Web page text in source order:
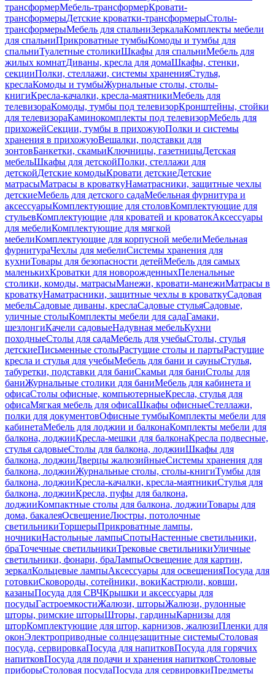
трансформерМебель-трансформерКровати-
трансформерыДетские кроватки-трансформерыСтолы-
трансформерыМебель для спальниЗеркалаКомплекты мебели
для спальниПрикроватные тумбыКомоды и тумбы для
спальниТуалетные столикиШкафы для спальниМебель для
жилых комнатДиваны, кресла для домаШкафы, стенки,
секцииПолки, стеллажи, системы храненияСтулья,
креслаКомоды и тумбыЖурнальные столы, столы-
книгиКресла-качалки, кресла-маятникиМебель для
телевизораКомоды, тумбы под телевизорКронштейны, стойки
для телевизораКаминокомплекты под телевизорМебель для
прихожейСекции, тумбы в прихожуюПолки и системы
хранения в прихожуюВешалки, подставки для
зонтовБанкетки, скамьиКлючницы, газетницыДетская
мебельШкафы для детскойПолки, стеллажи для
детскойДетские комодыКровати детскиеДетские
матрасыМатрасы в кроваткуНаматрасники, защитные чехлы
детскиеМебель для детского садаМебельная фурнитура и
аксессуарыКомплектующие для столовКомплектующие для
стульевКомплектующие для кроватей и кроватокАксессуары
для мебелиКомплектующие для мягкой
мебелиКомплектующие для корпусной мебелиМебельная
фурнитураЧехлы для мебелиСистемы хранения для
кухниТовары для безопасности детейМебель для самых
маленькихКроватки для новорожденныхПеленальные
столики, комоды, матрасыМанежи, кровати-манежиМатрасы в
кроваткуНаматрасники, защитные чехлы в кроваткуСадовая
мебельСадовые диваны, креслаСадовые стульяСадовые,
уличные столыКомплекты мебели для садаГамаки,
шезлонгиКачели садовыеНадувная мебельКухни
походныеСтолы для садаМебель для учебыСтолы, стулья
детскиеПисьменные столыРастущие столы и партыРастущие
кресла и стулья для учебыМебель для бани и сауныСтулья,
табуретки, подставки для баниСкамьи для баниСтолы для
баниЖурнальные столики для баниМебель для кабинета и
офисаСтолы офисные, компьютерныеКресла, стулья для
офисаМягкая мебель для офисаШкафы офисныеСтеллажи,
полки для документовОфисные тумбыКомплекты мебели для
кабинетаМебель для лоджии и балконаКомплекты мебели для
балкона, лоджииКресла-мешки для балконаКресла подвесные,
стулья садовыеСтолы для балкона, лоджииШкафы для
балкона, лоджииДверцы жалюзийныеСистемы хранения для
балкона, лоджииЖурнальные столы, столы-книгиТумбы для
балкона, лоджииКресла-качалки, кресла-маятникиСтулья для
балкона, лоджииКресла, пуфы для балкона,
лоджииКомпактные столы для балкона, лоджииТовары для
дома, бакалеяОсвещениеЛюстры, потолочные
светильникиТоршерыПрикроватные лампы,
ночникиНастольные лампыСпотыНастенные светильники,
браТочечные светильникиТрековые светильникиУличные
светильники, фонари, браЛампыОсвещение для картин,
зеркалКольцевые лампыАксессуары для освещенияПосуда для
готовкиСковороды, сотейники, вокиКастрюли, ковши,
казаныПосуда для СВЧКрышки и аксессуары для
посудыГастроемкостиЖалюзи, шторыЖалюзи, рулонные
шторы, римские шторыШторы, гардиныКарнизы для
шторКомплектующие для штор, карнизов, жалюзиПленки для
оконЭлектроприводные солнцезащитные системыСтоловая
посуда, сервировкаПосуда для напитковПосуда для горячих
напитковПосуда для подачи и хранения напитковСтоловые
приборыСтоловая посудаПосуда для сервировкиПредметы